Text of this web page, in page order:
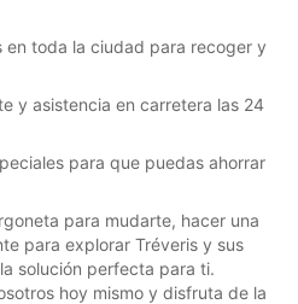
en toda la ciudad para recoger y
y asistencia en carretera las 24
para que puedas ahorrar
para mudarte, hacer una
para explorar Tréveris y sus
solución perfecta para ti.
hoy mismo y disfruta de la